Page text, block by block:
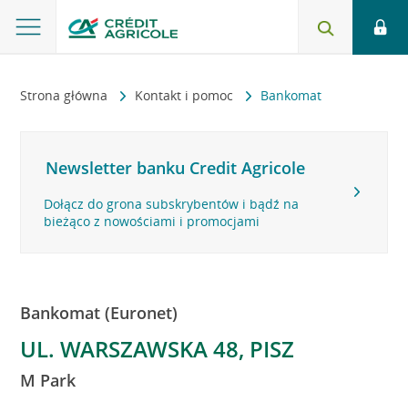
Strona główna Kontakt i pomoc Bankomat
Newsletter banku Credit Agricole
Dołącz do grona subskrybentów i bądź na
bieżąco z nowościami i promocjami
Bankomat (Euronet)
UL. WARSZAWSKA 48, PISZ
M Park